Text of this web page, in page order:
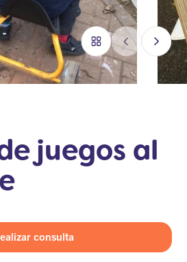
juegos al
consulta